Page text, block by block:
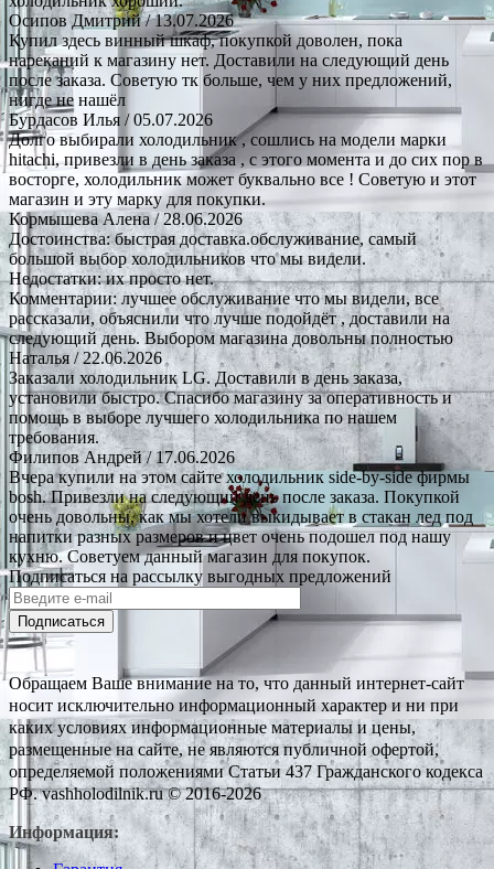
Осипов Дмитрий/ 13.07.2026
Купил здесь винный шкаф, покупкой доволен, пока
нареканий к магазину нет. Доставили на следующий день
после заказа. Советую тк больше, чем у них предложений,
нигде не нашёл
Бурдасов Илья / 05.07.2026
Долго выбирали холодильник , сошлись на модели марки
hitachi, привезли в день заказа , с этого момента и до сих пор в
восторге, холодильник может буквально все ! Советую и этот
магазин и эту марку для покупки.
Кормышева Алена/ 28.06.2026
Достоинства: быстрая доставка.обслуживание, самый
большой выбор холодильников что мы видели.
Недостатки: их просто нет.
Комментарии: лучшее обслуживание что мы видели, все
рассказали, объяснили что лучше подойдёт , доставили на
следующий день. Выбором магазина довольны полностью
Наталья / 22.06.2026
Заказали холодильник LG. Доставили в день заказа,
установили быстро. Спасибо магазину за оперативность и
помощь в выборе лучшего холодильника по нашем
требования.
Филипов Андрей/ 17.06.2026
Вчера купили на этом сайте холодильник side-by-side фирмы
bosh. Привезли на следующий день после заказа. Покупкой
очень довольны, как мы хотели выкидывает в стакан лед под
напитки разных размеров и цвет очень подошел под нашу
кухню. Советуем данный магазин для покупок.
Подписаться на рассылку выгодных предложений
Подписаться
Обращаем Ваше внимание на то, что данный интернет-сайт
носит исключительно информационный характер и ни при
каких условиях информационные материалы и цены,
размещенные на сайте, не являются публичной офертой,
определяемой положениями Статьи 437 Гражданского кодекса
РФ. vashholodilnik.ru © 2016-2026
Информация: